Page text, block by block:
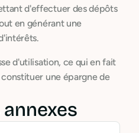
d'effectuer des dépôts
en générant une
d'utilisation, ce qui en fait
une épargne de